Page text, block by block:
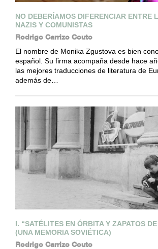
NO DEBERÍAMOS DIFERENCIAR ENTRE
NAZIS Y COMUNISTAS
Rodrigo Carrizo Couto
El nombre de Monika Zgustova es bien
español. Su firma acompaña desde hace
las mejores traducciones de literatura de
además de…
I. “SATÉLITES EN ÓRBITA Y ZAPATOS
(UNA MEMORIA SOVIÉTICA)
Rodrigo Carrizo Couto